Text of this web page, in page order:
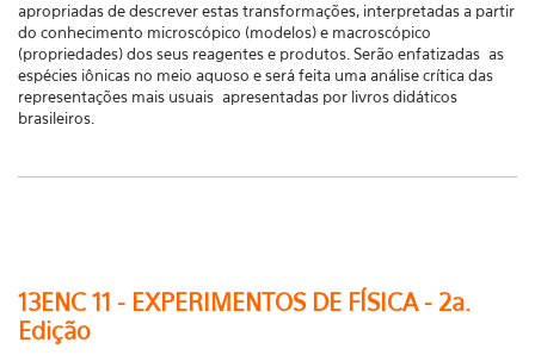
apropriadas de descrever estas transformações, interpretadas a partir
do conhecimento microscópico (modelos) e macroscópico
(propriedades) dos seus reagentes e produtos. Serão enfatizadas as
espécies iônicas no meio aquoso e será feita uma análise crítica das
representações mais usuais apresentadas por livros didáticos
brasileiros.
13ENC 11 - EXPERIMENTOS DE FÍSICA - 2a.
Edição